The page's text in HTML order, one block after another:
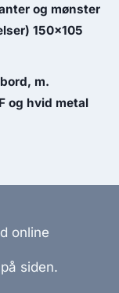
og mønster
150x105
m.
og hvid metal
online
siden.